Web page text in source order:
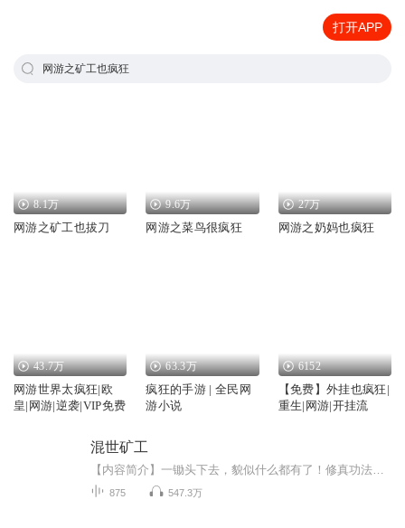
打开APP
网游之矿工也疯狂
8.1万
网游之矿工也拔刀
9.6万
网游之菜鸟很疯狂
27万
网游之奶妈也疯狂
43.7万
网游世界太疯狂|欧
皇|网游|逆袭|VIP免费
63.3万
疯狂的手游 | 全民网
游小说
6152
【免费】外挂也疯狂|
重生|网游|开挂流
混世矿工
875 547.3万